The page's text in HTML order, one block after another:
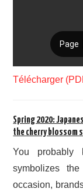
Télécharger
Spring 2020:
the cherry blossom
You probably
symbolizes
occasion,